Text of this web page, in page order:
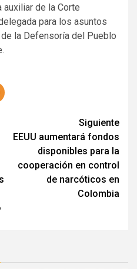
de la Corte
para los asuntos
la Defensoría del Pueblo
Siguiente
EEUU aumentará fondos
disponibles para la
cooperación en control
de narcóticos en
Colombia